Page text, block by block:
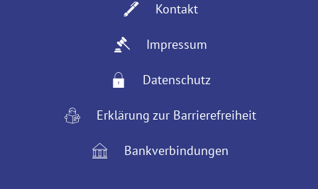
Kontakt
Impressum
Datenschutz
Erklärung zur Barrierefreiheit
Bankverbindungen